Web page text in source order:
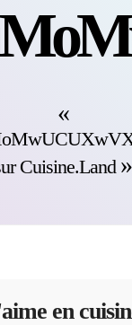
Cuisine.Land
en